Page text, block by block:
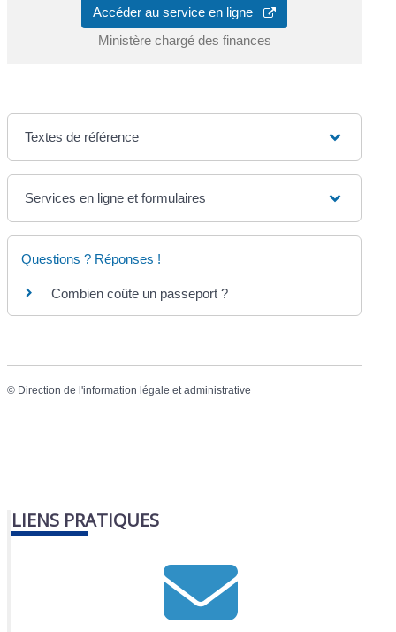
Accéder au service en ligne
Ministère chargé des finances
Textes de référence
Services en ligne et formulaires
Questions ? Réponses !
Combien coûte un passeport ?
© Direction de l'information légale et administrative
LIENS PRATIQUES